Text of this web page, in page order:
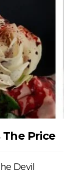
The Price
Devil